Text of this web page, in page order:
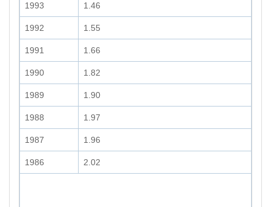
1993 1.46
1992 1.55
1991 1.66
1990 1.82
1989 1.90
1988 1.97
1987 1.96
1986 2.02